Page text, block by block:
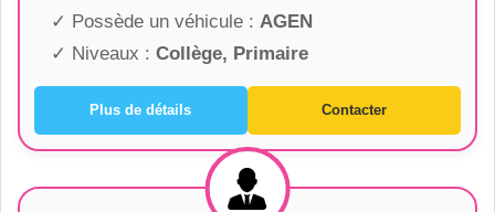
✓ Possède un véhicule : AGEN
✓ Niveaux : Collège, Primaire
Plus de détails Contacter